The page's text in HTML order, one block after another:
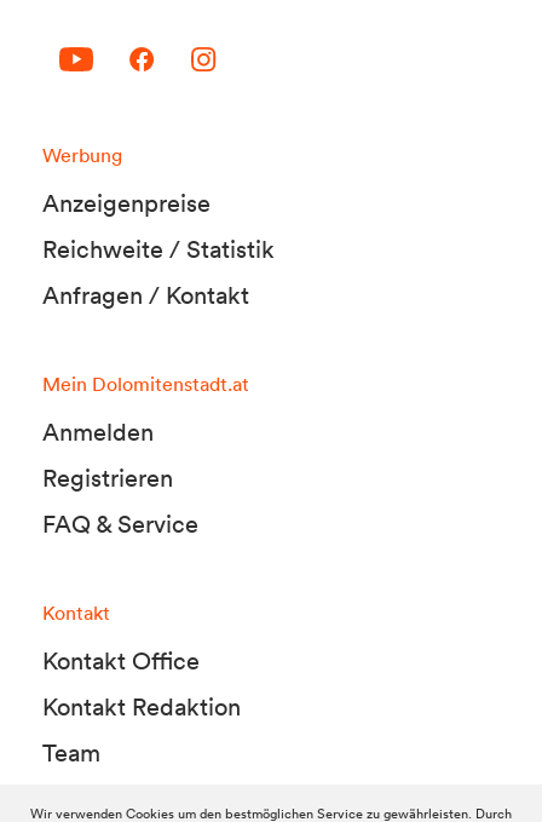
Werbung
Anzeigenpreise
Reichweite / Statistik
Anfragen / Kontakt
Mein Dolomitenstadt.at
Anmelden
Registrieren
FAQ & Service
Kontakt
Kontakt Office
Kontakt Redaktion
Team
Wir verwenden Cookies um den bestmöglichen Service zu gewährleisten. Durch